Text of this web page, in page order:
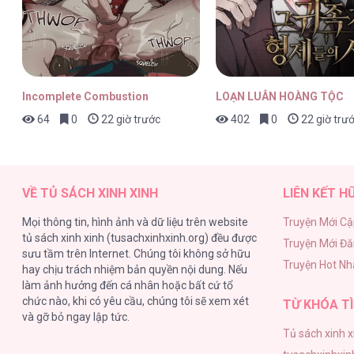
Linh Hồn Của Mu Ryeong [...] –
Linh Hồn Của Mu Ryeong [...] –
Linh Hồn Của Mu Ryeong [...] –
Incomplete Combustion
64
0 22 giờ trước
LOẠN LUÂN HOÀNG TỘC
402
0 22 giờ
VỀ TỦ SÁCH XINH XINH
Mọi thông tin, hình ảnh và dữ liệu trên website
tủ sách xinh xinh (tusachxinhxinh.org) đều được
sưu tầm trên Internet. Chúng tôi không sở hữu
hay chịu trách nhiệm bản quyền nội dung. Nếu
làm ảnh hưởng đến cá nhân hoặc bất cứ tổ
chức nào, khi có yêu cầu, chúng tôi sẽ xem xét
và gỡ bỏ ngay lập tức.
LIÊN KẾT
Truyện Mới
Truyện Mới
Truyện Hot
TỪ KHÓA
Tủ sách xinh